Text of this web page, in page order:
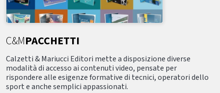
C&MPACCHETTI
Calzetti & Mariucci Editori mette a disposizione diverse
modalità di accesso ai contenuti video, pensate per
rispondere alle esigenze formative di tecnici, operatori dello
sport e anche semplici appassionati.